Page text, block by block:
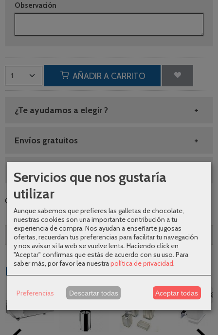
Observación
AÑADIR A CARRITO
¿Te ayudamos a elegir ?
Envíos gratuitos
SEGUNDAS REBAJAS AGOSTO
Categoría:Accesorios de baño
Descripción
Productos Relacionados
-20 % -20 % -10 % -25 %
Servicios que nos gustaría
utilizar
Aunque sabemos que prefieres las galletas de chocolate,
nuestras cookies son una importante contribución a tu
experiencia de compra. Nos ayudan a enseñarte jugosas
ofertas, recuerdan tus preferencias para facilitar tu navegación
y nos avisan si la web se vuelve lenta. Haciendo click en
"Aceptar" confirmas que estás de acuerdo con su uso. Para
saber más, por favor lea nuestrapolítica de privacidad.
Preferencias Descartar todas Aceptar todas